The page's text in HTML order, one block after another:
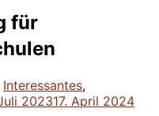
für
Interessantes,
202317. April 2024